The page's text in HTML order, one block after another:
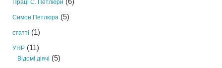
Праці С. Петлюри
Симон Петлюра (5)
статті (1)
УНР (11)
Відомі діячі (5)